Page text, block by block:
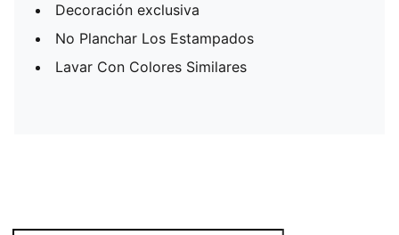
Decoración exclusiva
No Planchar Los Estampados
Lavar Con Colores Similares